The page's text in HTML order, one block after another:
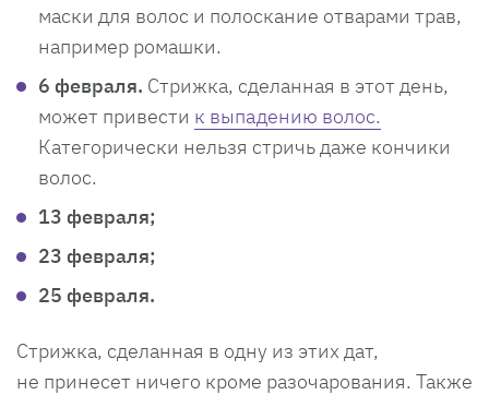
маски для волос и полоскание отварами трав,
например ромашки.
6 февраля. Стрижка, сделанная в этот день,
может привести к выпадению волос.
Категорически нельзя стричь даже кончики
волос.
13 февраля;
23 февраля;
25 февраля.
Стрижка, сделанная в одну из этих дат,
не принесет ничего кроме разочарования. Также